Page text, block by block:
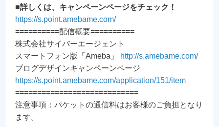
■詳しくは、キャンペーンページをチェック！
https://s.point.amebame.com/
==========配信概要==========
株式会社サイバーエージェント
スマートフォン版「Ameba」
http://s.amebame.com/
ブログデザインキャンペーンページ
https://s.point.amebame.com/application/151/item
============================
注意事項：パケットの通信料はお客様のご負担となり
ます。